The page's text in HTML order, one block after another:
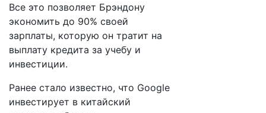
Все это позволяет Брэндону
экономить до 90% своей
зарплаты, которую он тратит на
выплату кредита за учебу и
инвестиции.
Ранее стало известно, что Google
инвестирует в китайский